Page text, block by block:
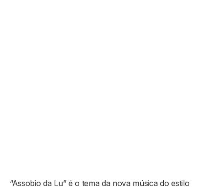
“Assobio da Lu” é o tema da nova música do estilo